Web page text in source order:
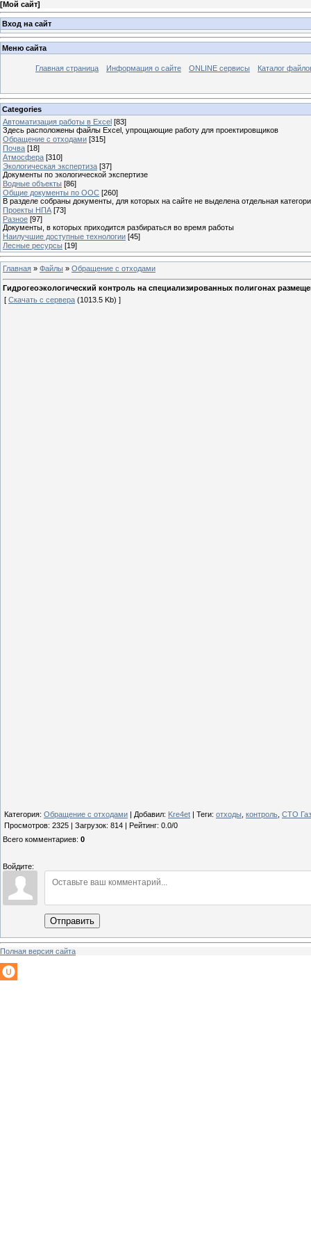
[Мой сайт]
Вход на сайт
Меню сайта
Главная страница Информация о сайте ONLINE сервисы Каталог
Categories
Автоматизация работы в Excel [83]
Здесь расположены файлы Excel, упрощающие работу для проектировщиков
Обращение с отходами [315]
Почва [18]
Атмосфера [310]
Экологическая экспертиза [37]
Документы по экологической экспертизе
Водные объекты [86]
Общие документы по ООС [260]
В разделе собраны документы, для которых на сайте не выделена отдельная
Проекты НПА [73]
Разное [97]
Документы, в которых приходится разбираться во время работы
Наилучшие доступные технологии [45]
Лесные ресурсы [19]
Главная » Файлы » Обращение с отходами
Гидрогеоэкологический контроль на специализированных полигонах
[ Скачать с сервера (1013.5 Kb) ]
Категория: Обращение с отходами Добавил: Kre4et Теги: отходы контроль СТО
Просмотров: 2325 Загрузок: 814 Рейтинг: 0.0/0
Всего комментариев: 0
Войдите:
Отправить
Полная версия сайта